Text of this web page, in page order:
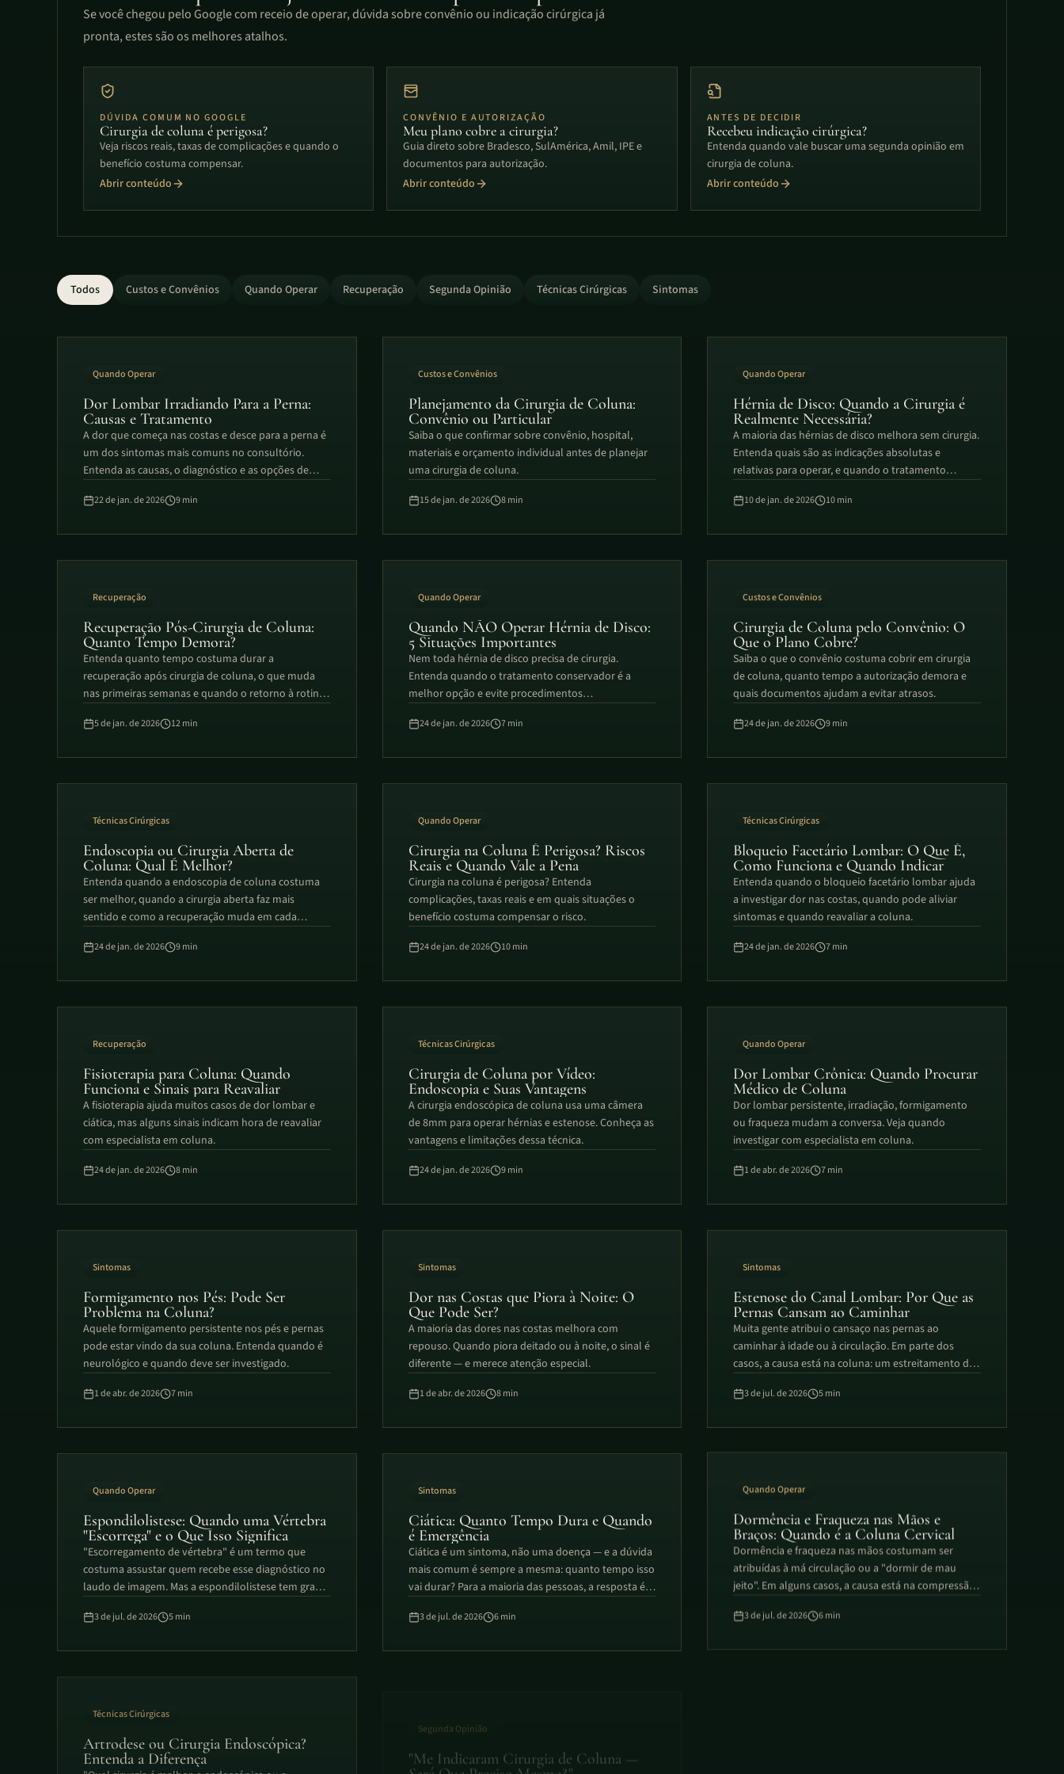
Se você chegou pelo Google com receio de operar, dúvida sobre convênio ou indicação cirúrgica já
pronta, estes são os melhores atalhos.
DÚVIDA COMUM NO GOOGLE
Cirurgia de coluna é perigosa?
Veja riscos reais, taxas de complicações e quando o
benefício costuma compensar.
Abrir conteúdo
CONVÊNIO E AUTORIZAÇÃO
Meu plano cobre a cirurgia?
Guia direto sobre Bradesco, SulAmérica, Amil, IPE e
documentos para autorização.
Abrir conteúdo
ANTES DE DECIDIR
Recebeu indicação cirúrgica?
Entenda quando vale buscar uma segunda opinião em
cirurgia de coluna.
Abrir conteúdo
Todos Custos e Convênios Quando Operar Recuperação Segunda Opinião Técnicas Cirúrgicas Sintomas
Quando Operar
Dor Lombar Irradiando Para a Perna:
Causas e Tratamento
A dor que começa nas costas e desce para a perna é
um dos sintomas mais comuns no consultório.
Entenda as causas, o diagnóstico e as opções de
22 de jan. de 2026 9min
Custos e Convênios
Planejamento da Cirurgia de Coluna:
Convênio ou Particular
Saiba o que confirmar sobre convênio, hospital,
materiais e orçamento individual antes de planejar
uma cirurgia de coluna.
15 de jan. de 2026 8min
Quando Operar
Hérnia de Disco: Quando a Cirurgia é
Realmente Necessária?
A maioria das hérnias de disco melhora sem cirurgia.
Entenda quais são as indicações absolutas e
relativas para operar, e quando o tratamento
10 de jan. de 2026 10min
Recuperação
Recuperação Pós-Cirurgia de Coluna:
Quanto Tempo Demora?
Entenda quanto tempo costuma durar a
recuperação após cirurgia de coluna, o que muda
nas primeiras semanas e quando o retorno à rotina
5 de jan. de 2026 12min
Quando Operar
Quando NÃO Operar Hérnia de Disco:
5 Situações Importantes
Nem toda hérnia de disco precisa de cirurgia.
Entenda quando o tratamento conservador é a
melhor opção e evite procedimentos
24 de jan. de 2026 7min
Custos e Convênios
Cirurgia de Coluna pelo Convênio: O
Que o Plano Cobre?
Saiba o que o convênio costuma cobrir em cirurgia
de coluna, quanto tempo a autorização demora e
quais documentos ajudam a evitar atrasos.
24 de jan. de 2026 9min
Técnicas Cirúrgicas
Endoscopia ou Cirurgia Aberta de
Coluna: Qual É Melhor?
Entenda quando a endoscopia de coluna costuma
ser melhor, quando a cirurgia aberta faz mais
sentido e como a recuperação muda em cada
24 de jan. de 2026 9min
Quando Operar
Cirurgia na Coluna É Perigosa? Riscos
Reais e Quando Vale a Pena
Cirurgia na coluna é perigosa? Entenda
complicações, taxas reais e em quais situações o
benefício costuma compensar o risco.
24 de jan. de 2026 10min
Técnicas Cirúrgicas
Bloqueio Facetário Lombar: O Que É,
Como Funciona e Quando Indicar
Entenda quando o bloqueio facetário lombar ajuda
a investigar dor nas costas, quando pode aliviar
sintomas e quando reavaliar a coluna.
24 de jan. de 2026 7min
Recuperação
Fisioterapia para Coluna: Quando
Funciona e Sinais para Reavaliar
A fisioterapia ajuda muitos casos de dor lombar e
ciática, mas alguns sinais indicam hora de reavaliar
com especialista em coluna.
24 de jan. de 2026 8min
Técnicas Cirúrgicas
Cirurgia de Coluna por Vídeo:
Endoscopia e Suas Vantagens
A cirurgia endoscópica de coluna usa uma câmera
de 8mm para operar hérnias e estenose. Conheça as
vantagens e limitações dessa técnica.
24 de jan. de 2026 9min
Quando Operar
Dor Lombar Crônica: Quando Procurar
Médico de Coluna
Dor lombar persistente, irradiação, formigamento
ou fraqueza mudam a conversa. Veja quando
investigar com especialista em coluna.
1 de abr. de 2026 7min
Sintomas
Formigamento nos Pés: Pode Ser
Problema na Coluna?
Aquele formigamento persistente nos pés e pernas
pode estar vindo da sua coluna. Entenda quando é
neurológico e quando deve ser investigado.
1 de abr. de 2026 7min
Sintomas
Dor nas Costas que Piora à Noite: O
Que Pode Ser?
A maioria das dores nas costas melhora com
repouso. Quando piora deitado ou à noite, o sinal é
diferente — e merece atenção especial.
1 de abr. de 2026 8min
Sintomas
Estenose do Canal Lombar: Por Que as
Pernas Cansam ao Caminhar
Muita gente atribui o cansaço nas pernas ao
caminhar à idade ou à circulação. Em parte dos
casos, a causa está na coluna: um estreitamento do
Samilly explica o sinal que diferencia esse quadro —
3 de jul. de 2026 5min
Quando Operar
Espondilolistese: Quando uma Vértebra
"Escorrega" e o Que Isso Significa
"Escorregamento de vértebra" é um termo que
costuma assustar quem recebe esse diagnóstico no
laudo de imagem. Mas a espondilolistese tem graus
o que o termo realmente significa, por que muitos
do nome do diagnóstico.
3 de jul. de 2026 5min
Sintomas
Ciática: Quanto Tempo Dura e Quando
é Emergência
Ciática é um sintoma, não uma doença — e a dúvida
mais comum é sempre a mesma: quanto tempo isso
vai durar? Para a maioria das pessoas, a resposta é
esperado de melhora e, principalmente, os sinais
3 de jul. de 2026 6min
Quando Operar
Dormência e Fraqueza nas Mãos e
Braços: Quando é a Coluna Cervical
Dormência e fraqueza nas mãos costumam ser
atribuídas à má circulação ou a "dormir de mau
jeito". Em alguns casos, a causa está na compressão
Samilly explica a diferença entre radiculopatia e
3 de jul. de 2026 6min
Técnicas Cirúrgicas
Artrodese ou Cirurgia Endoscópica?
Entenda a Diferença Será Que Preciso Mesmo?"